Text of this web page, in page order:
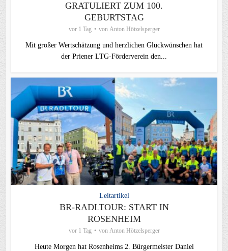
GRATULIERT ZUM 100.
GEBURTSTAG
vor 1 Tag von Anton Hötzelsperger
Mit großer Wertschätzung und herzlichen Glückwünschen hat
der Priener LTG‑Förderverein den...
Leitartikel
BR-RADLTOUR: START IN
ROSENHEIM
vor 1 Tag von Anton Hötzelsperger
Heute Morgen hat Rosenheims 2. Bürgermeister Daniel